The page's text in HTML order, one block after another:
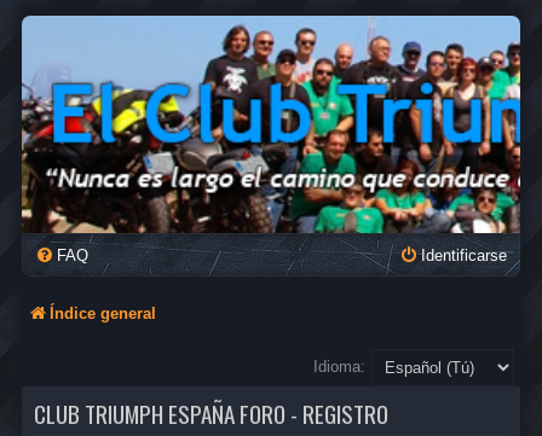
FAQ Identificarse
Índice general
Idioma:
CLUB TRIUMPH ESPAÑA FORO - REGISTRO